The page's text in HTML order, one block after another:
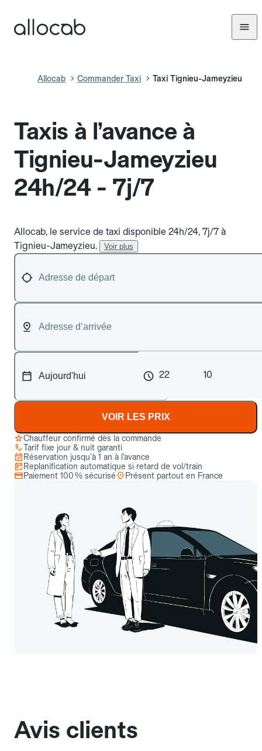
Allocab Commander Taxi Taxi Tignieu-Jameyzieu
Taxis à l’avance à
Tignieu-Jameyzieu
24h/24 - 7j/7
Allocab, le service de taxi disponible 24h/24, 7j/7 à
Tignieu-Jameyzieu.
Voir plus
22 10
VOIR LES PRIX
Chauffeur confirmé dès la commande
Tarif fixe jour & nuit garanti
Réservation jusqu’à 1 an à l’avance
Replanification automatique si retard de vol/train
Paiement 100 % sécurisé
Présent partout en France
Avis clients